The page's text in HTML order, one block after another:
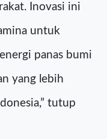
Inovasi ini
untuk
panas bumi
yang lebih
tutup